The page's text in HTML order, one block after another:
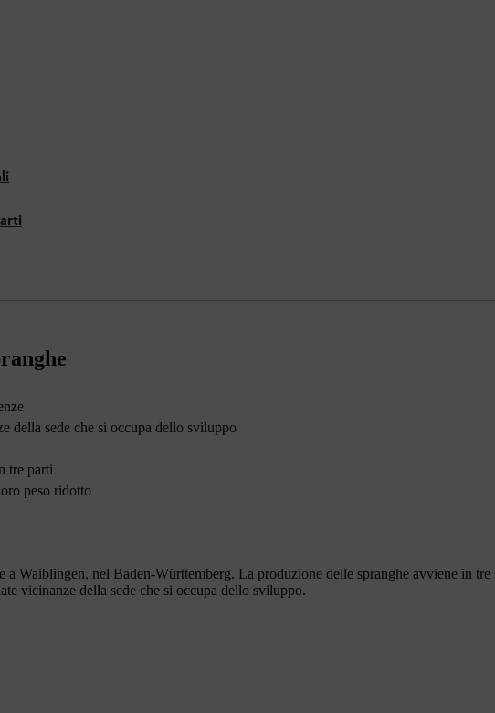
della sede che si occupa dello sviluppo
tre parti
peso ridotto
a Waiblingen, nel Baden-Württemberg. La produzione delle spranghe avviene in
vicinanze della sede che si occupa dello sviluppo.